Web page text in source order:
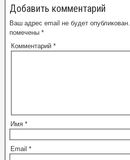
Добавить комментарий
Ваш адрес email не будет опубликован.
помечены *
Комментарий *
Имя *
Email *